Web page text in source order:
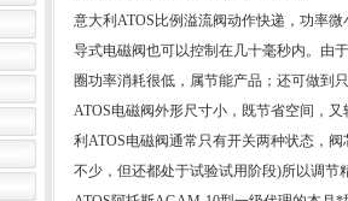
意大利ATOS比例溢流阀动作快递，功率
导式电磁阀也可以控制在几十毫秒内。由
圈功率消耗很低，属节能产品；还可做到
ATOS电磁阀外形尺寸小，既节省空间，
利ATOS电磁阀通常只有开关两种状态，
不少，但还都处于试验试用阶段)所以调节